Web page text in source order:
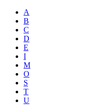
A
B
C
D
E
I
M
O
S
T
U